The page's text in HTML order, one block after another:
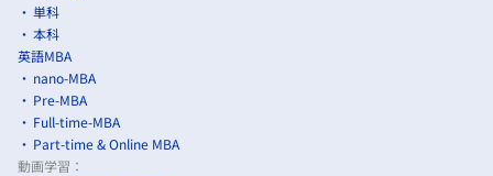
単科
本科
英語MBA
nano-MBA
Pre-MBA
Full-time-MBA
Part-time & Online MBA
動画学習：